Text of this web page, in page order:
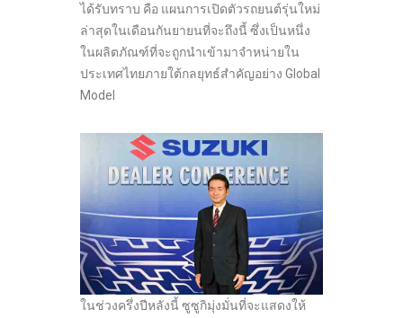
ได้รับทราบ คือ แผนการเปิดตัวรถยนต์รุ่นใหม่
ล่าสุดในเดือนกันยายนที่จะถึงนี้ ซึ่งเป็นหนึ่ง
ในผลิตภัณฑ์ที่จะถูกนำเข้ามาจำหน่ายใน
ประเทศไทยภายใต้กลยุทธ์สำคัญอย่าง Global
Model
ในช่วงครึ่งปีหลังนี้ ซูซูกิมุ่งมั่นที่จะแสดงให้